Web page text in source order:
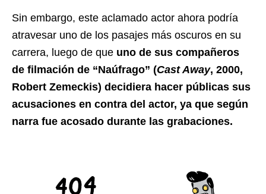
Sin embargo, este aclamado actor ahora podría
atravesar uno de los pasajes más oscuros en su
carrera, luego de que uno de sus compañeros
de filmación de “Naúfrago” (Cast Away, 2000,
Robert Zemeckis) decidiera hacer públicas sus
acusaciones en contra del actor, ya que según
narra fue acosado durante las grabaciones.